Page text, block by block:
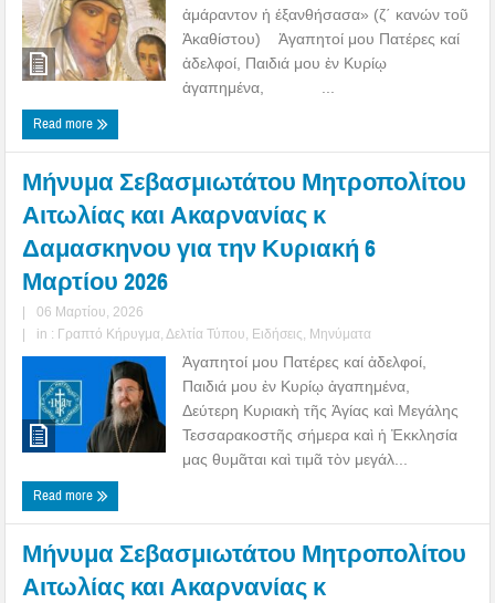
ἀμάραντον ἡ έξανθήσασα» (ζ΄ κανών τοῦ
Ἀκαθίστου) Ἀγαπητοί μου Πατέρες καί
ἀδελφοί, Παιδιά μου ἐν Κυρίῳ
ἀγαπημένα, ...
Read more
Μήνυμα Σεβασμιωτάτου Μητροπολίτου
Αιτωλίας και Ακαρνανίας κ
Δαμασκηνου για την Κυριακή 6
Μαρτίου 2026
|
06 Μαρτίου, 2026
|
in : Γραπτό Κήρυγμα Δελτία Τύπου Ειδήσεις Μηνύματα
Ἀγαπητοί μου Πατέρες καί ἀδελφοί,
Παιδιά μου ἐν Κυρίῳ ἀγαπημένα,
Δεύτερη Κυριακὴ τῆς Ἁγίας καὶ Μεγάλης
Τεσσαρακοστῆς σήμερα καὶ ἡ Ἐκκλησία
μας θυμᾶται καὶ τιμᾶ τὸν μεγάλ...
Read more
Μήνυμα Σεβασμιωτάτου Μητροπολίτου
Αιτωλίας και Ακαρνανίας κ